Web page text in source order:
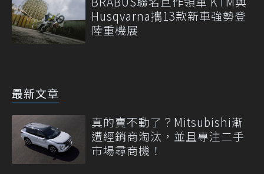
Husqvarna攜13款新車強勢登
陸重機展
最新文章
真的賣不動了？Mitsubishi漸
遭經銷商淘汰，並且專注二手
市場尋商機！